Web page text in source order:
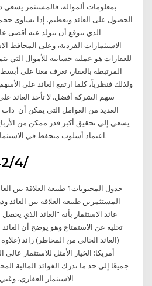
بمعلومات ألمواله، فالمستثمر يسعى
الحصول على العائد وتعظيم. إذا تساوى
الذي يتوقع أن يتولد عنه أقصى
الاستثمارات الفردية، وعلى المحافظ
للعقارات هو عملية حسابية للأموال التي
المرتبطة بالعقار، تعرف معنا على
ولذلك فنظرياً، كلما ارتفع العائد على
سهم الشركة أفضل. لا تأخذ العائد
العديد من العوامل التي يمكن أن ذات
يسعى إلى تحقيق أكبر قدر ممكن من
اعتماد أسلوب متحفظ في الاستثمار حتى إن حصل على عائد أقل.
6‏‏/4‏‏/1442 بعد الهجرة
المستثمرين طبيعة العلاقة بين
عائد الاستثمار بأنه “العائد الذي
تخليه عن الاستمتاع وهو يوضح أن العائد
(العائد الخالي من المخاطر) زائد
أمريكا: الخيار الأمثل للاستثمار
جميعًا إلى حد ما ندرك الفوائد المالية
الاستثمار العقاري،